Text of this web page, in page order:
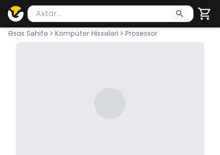
Məhsul axtar
Axtarış üçün ən azı 2 simvol yazın. Göndərmək
Əsas Səhifə Kompüter Hissələri Prosessor